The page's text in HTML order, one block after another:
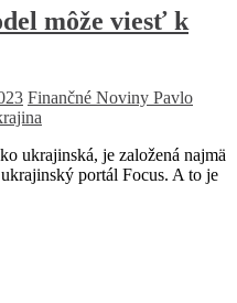
môže viesť k
Finančné Noviny Pavlo
ukrajinská, je založená najmä
portál Focus. A to je